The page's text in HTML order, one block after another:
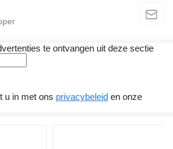
te ontvangen uit deze sectie
u in met ons privacybeleid en onze